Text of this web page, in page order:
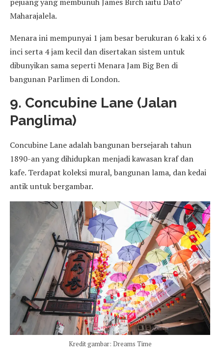
Maharajalela.
Menara ini mempunyai 1 jam besar berukuran 6 kaki x 6
inci serta 4 jam kecil dan disertakan sistem untuk
dibunyikan sama seperti Menara Jam Big Ben di
bangunan Parlimen di London.
9. Concubine Lane (Jalan
Panglima)
Concubine Lane adalah bangunan bersejarah tahun
1890-an yang dihidupkan menjadi kawasan kraf dan
kafe. Terdapat koleksi mural, bangunan lama, dan kedai
antik untuk bergambar.
Kredit gambar: Dreams Time